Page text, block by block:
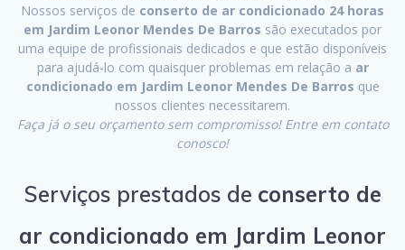
Nossos serviços de conserto de ar condicionado 24 horas
em Jardim Leonor Mendes De Barros são executados por
uma equipe de profissionais dedicados e que estão disponíveis
para ajudá-lo com quaisquer problemas em relação a ar
condicionado em Jardim Leonor Mendes De Barros que
nossos clientes necessitarem.
Faça já o seu orçamento sem compromisso! Entre em contato
conosco!
Serviços prestados de conserto de
ar condicionado em Jardim Leonor